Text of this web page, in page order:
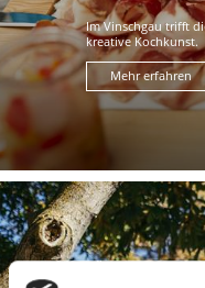
Im Vinschgau trifft
kreative Kochkunst.
Mehr erfahren
TÖRGGELEN